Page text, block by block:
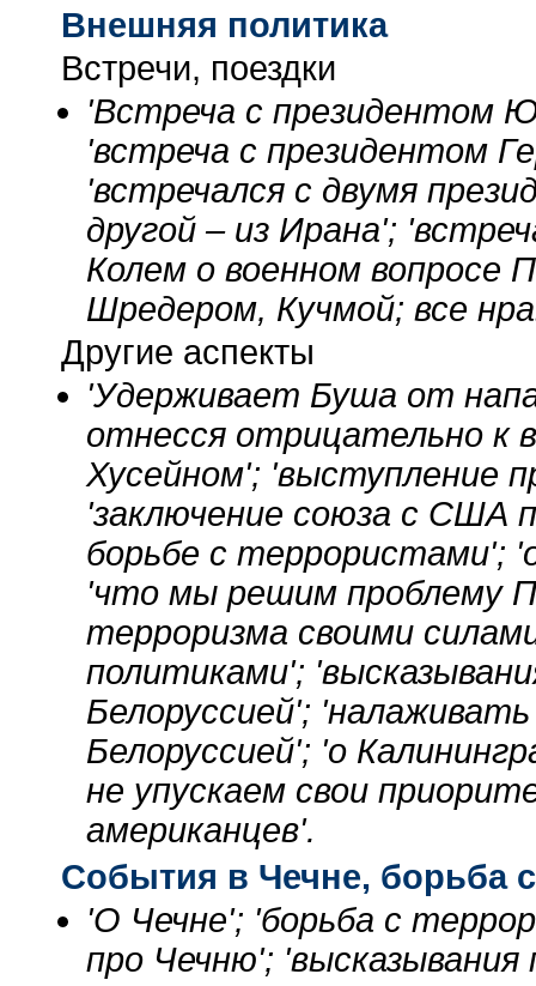
Внешняя политика
Встречи, поездки
'Встреча с президентом
'встреча с президентом
'встречался с двумя
другой – из Ирана';
Колем о военном вопросе
Шредером, Кучмой; все
Другие аспекты
'Удерживает Буша от
отнесся отрицательно к
Хусейном'; 'выступление
'заключение союза с США
борьбе с террористами';
'что мы решим проблему
терроризма своими
политиками';
Белоруссией';
Белоруссией'; 'о
не упускаем свои
американцев'.
События в Чечне, борьба
'О Чечне'; 'борьба с
про Чечню';